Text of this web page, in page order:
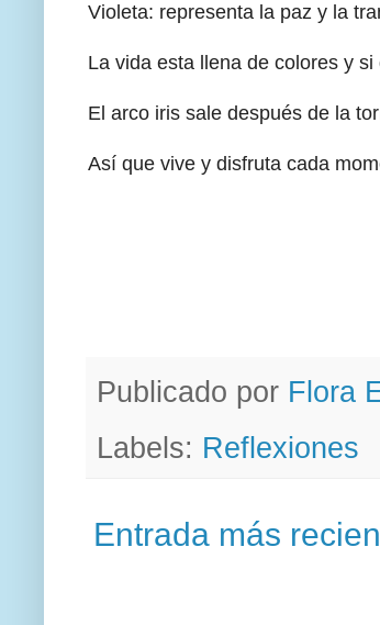
Violeta: representa la paz y la
La vida esta llena de colores y
El arco iris sale después de la
Así que vive y disfruta cada
Publicado por Flora
Labels: Reflexiones
Entrada más